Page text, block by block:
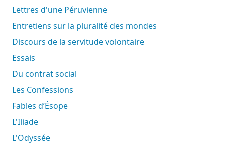
Lettres d'une Péruvienne
Entretiens sur la pluralité des mondes
Discours de la servitude volontaire
Essais
Du contrat social
Les Confessions
Fables d’Ésope
L'Iliade
L'Odyssée